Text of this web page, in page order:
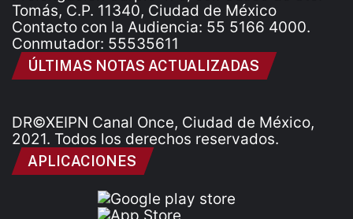
Tomás, C.P. 11340, Ciudad de México
Contacto con la Audiencia: 55 5166 4000.
Conmutador: 55535611
ÚLTIMAS NOTAS ACTUALIZADAS
DR©XEIPN Canal Once, Ciudad de México,
2021. Todos los derechos reservados.
APLICACIONES